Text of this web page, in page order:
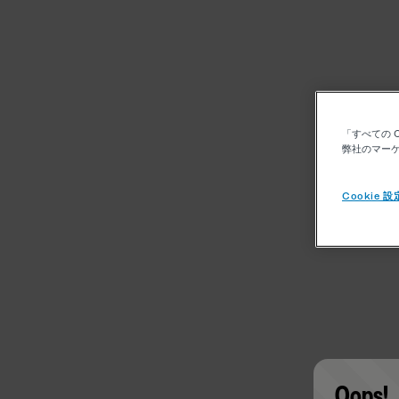
「すべての
弊社のマー
Cookie 設